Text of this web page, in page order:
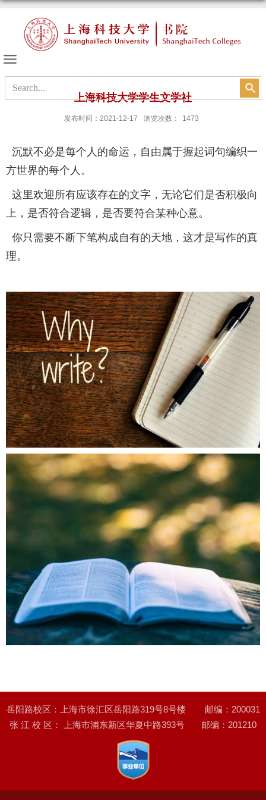
上海科技大学学生文学社
发布时间：2021-12-17 浏览次数： 1473
沉默不必是每个人的命运，自由属于握起词句编织一
方世界的每个人。
这里欢迎所有应该存在的文字，无论它们是否积极向
上，是否符合逻辑，是否要符合某种心意。
你只需要不断下笔构成自有的天地，这才是写作的真
理。
岳阳路校区：上海市徐汇区岳阳路319号8号楼 邮编：200031
张 江 校 区： 上海市浦东新区华夏中路393号 邮编：201210